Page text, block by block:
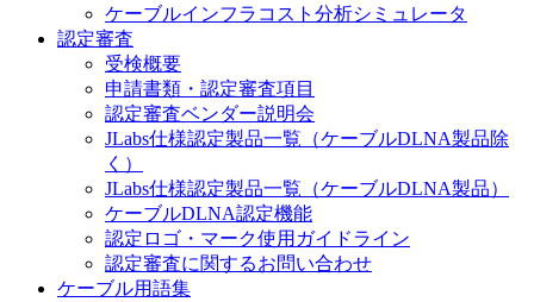
ケーブルインフラコスト分析シミュレータ
認定審査
受検概要
申請書類・認定審査項目
認定審査ベンダー説明会
JLabs仕様認定製品一覧（ケーブルDLNA製品除
く）
JLabs仕様認定製品一覧（ケーブルDLNA製品）
ケーブルDLNA認定機能
認定ロゴ・マーク使用ガイドライン
認定審査に関するお問い合わせ
ケーブル用語集